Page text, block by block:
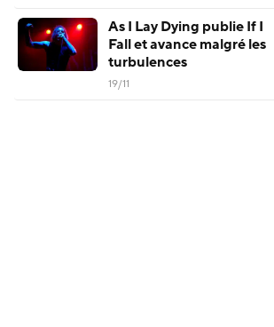
As I Lay Dying publie If I
Fall et avance malgré les
turbulences
19/11